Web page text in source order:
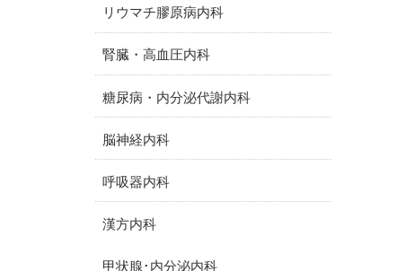
リウマチ膠原病内科
腎臓・高血圧内科
糖尿病・内分泌代謝内科
脳神経内科
呼吸器内科
漢方内科
甲状腺･内分泌内科